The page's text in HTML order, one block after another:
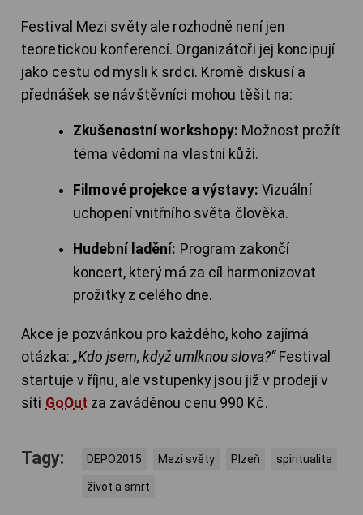
Festival Mezi světy ale rozhodně není jen
teoretickou konferencí. Organizátoři jej koncipují
jako cestu od mysli k srdci. Kromě diskusí a
přednášek se návštěvníci mohou těšit na:
Zkušenostní workshopy: Možnost prožít
téma vědomí na vlastní kůži.
Filmové projekce a výstavy: Vizuální
uchopení vnitřního světa člověka.
Hudební ladění: Program zakončí
koncert, který má za cíl harmonizovat
prožitky z celého dne.
Akce je pozvánkou pro každého, koho zajímá
otázka: „Kdo jsem, když umlknou slova?“Festival
startuje v říjnu, ale vstupenky jsou již v prodeji v
síti GoOut za zaváděnou cenu 990 Kč.
Tagy: DEPO2015 Mezi světy Plzeň spiritualita
život a smrt